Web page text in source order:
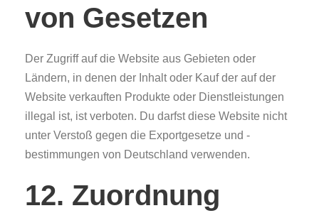
von Gesetzen
Der Zugriff auf die Website aus Gebieten oder
Ländern, in denen der Inhalt oder Kauf der auf der
Website verkauften Produkte oder Dienstleistungen
illegal ist, ist verboten. Du darfst diese Website nicht
unter Verstoß gegen die Exportgesetze und -
bestimmungen von Deutschland verwenden.
12. Zuordnung